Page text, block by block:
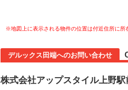
※地図上に表示される物件の位置は付近住所に所
デルックス田端へのお問い合わせ
株式会社アップスタイル上野駅